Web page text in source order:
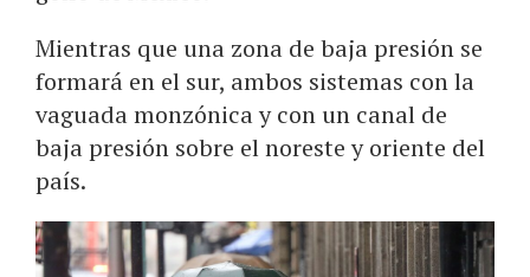
Mientras que una zona de baja presión se
formará en el sur, ambos sistemas con la
vaguada monzónica y con un canal de
baja presión sobre el noreste y oriente del
país.